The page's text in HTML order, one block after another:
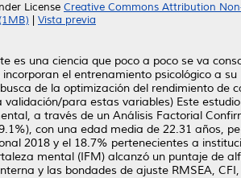
License Creative Commons Attribution
Vista previa
es una ciencia que poco a poco se va
el entrenamiento psicológico a
de la optimización del rendimiento
para estas variables) Este
a través de un Análisis Factorial
con una edad media de 22.31 años,
2018 y el 18.7% pertenecientes a
mental (IFM) alcanzó un puntaje de
y las bondades de ajuste RMSEA,